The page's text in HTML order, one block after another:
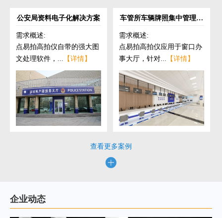
公安局资料电子化解决方案
需求概述:
点易拍高拍仪自带的强大图
文处理软件，... 【详情】
车管所车辆牌照集中管理解
需求概述:
点易拍高拍仪应用于窗口办
事大厅，针对... 【详情】
查看更多案例
企业动态